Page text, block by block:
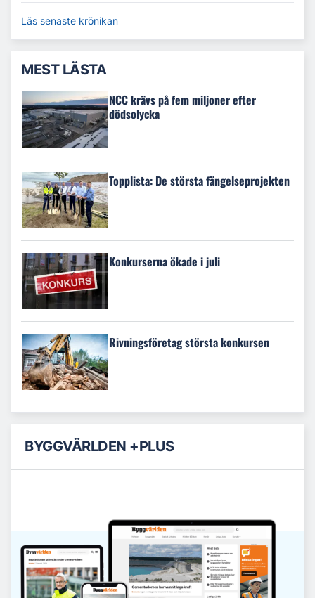
Läs senaste krönikan
MEST LÄSTA
NCC krävs på fem miljoner efter
dödsolycka
Topplista: De största fängelseprojekten
Konkurserna ökade i juli
Rivningsföretag största konkursen
BYGGVÄRLDEN +PLUS